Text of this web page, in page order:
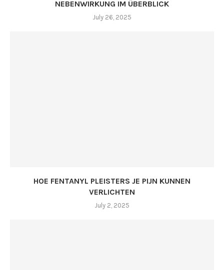
NEBENWIRKUNG IM ÜBERBLICK
July 26, 2025
HOE FENTANYL PLEISTERS JE PIJN KUNNEN
VERLICHTEN
July 2, 2025